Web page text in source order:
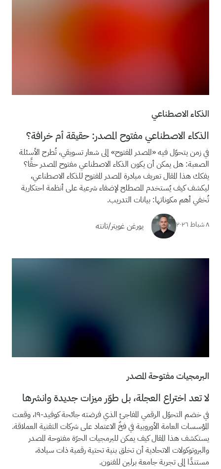
الذكاء الاصطناعي
الذكاء الاصطناعي مفتوح المصدر: حقيقة أم خرافة؟
في زمن يتحوّل فيه «المصدر المفتوح» إلى شعار تسويقي، تُطرح الأسئلة
الصعبة: هل يمكن أن يكون الذكاء الاصطناعي مفتوح المصدر حقًا؟
يفكك هذا المقال تعريف مبادرة المصدر المفتوح للذكاء الاصطناعي،
ليكشف كيف يُستخدم المصطلح لإضفاء شرعية على أنظمة احتكارية
تُخفي أهم مكوناتها: بيانات التدريب.
٨ شباط ٢٠٢٦ يورغن غويتر/تانته
البرمجيات مفتوحة المصدر
لا تعد اختراع العجلة، بل طوّر ميزات جديدة وانشرها
في خضم التحوّل الرقمي المفاجئ الذي فرضته جائحة كوفيد-١٩، وقعت
المؤسسات العامة الأوروبية في فخّ الاعتماد على شركات التقنية العملاقة.
يستكشف هذا المقال كيف يمكن للبرمجيات الحرّة مفتوحة المصدر
والبروتوكولات الاتحادية أن تخلق بنية تحتية رقمية ذات سيادة،
مستندًا إلى تجربة جامعة برلين للفنون.